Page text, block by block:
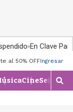
En Clave País
al 50% OFFIngresar
CineSeries
M
o